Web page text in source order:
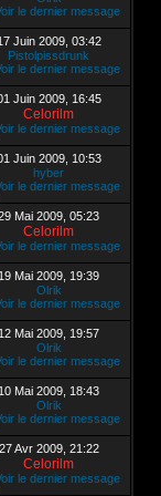
Juin 2009, 03:42
Pistolpissdrunk
Juin 2009, 16:45
Celorilm
Juin 2009, 10:53
hyber
Mai 2009, 05:23
Celorilm
19 Mai 2009, 19:39
Olrik
12 Mai 2009, 19:57
Olrik
10 Mai 2009, 18:43
Olrik
27 Avr 2009, 21:22
Celorilm